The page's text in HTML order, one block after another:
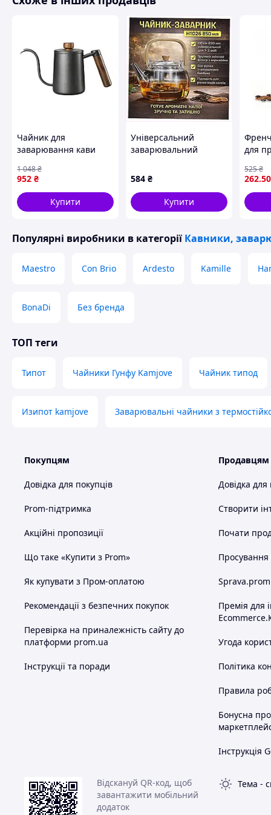
Чайник для
заварювання кави
Black 13022-84142 D12-
2026
952 ₴
1 048₴
Купити
Універсальний
заварювальний
дизайном 7M16XT0392
584 ₴
Купити
для
склом
262.50
525₴
Популярні виробники в категорії Кавники,
Maestro Con Brio Ardesto Kamille
BonaDi Без бренда
ТОП теги
Типот Чайники Гунфу Kamjove Чайник типод
Изипот kamjove Заварювальні чайники з
Покупцям
Довідка для покупців
Prom-підтримка
Акційні пропозиції
Що таке «Купити з Prom»
Як купувати з Пром-оплатою
Рекомендації з безпечних покупок
Перевірка на приналежність сайту до
платформи prom.ua
Інструкції та поради
Продавцям
Довідка для
Створити
Почати
Просування
Премія для
Угода
Політика
Правила
Бонусна
Інструкція
Відскануй QR-код, щоб
завантажити мобільний
додаток
Тема -